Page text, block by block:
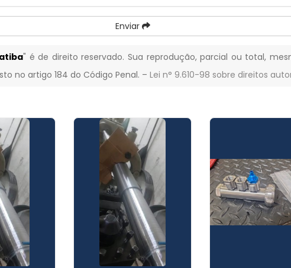
Enviar
" é de direito reservado. Sua reprodução, parcial ou total,
no artigo 184 do Código Penal. –Lei n° 9.610-98 sobre direitos